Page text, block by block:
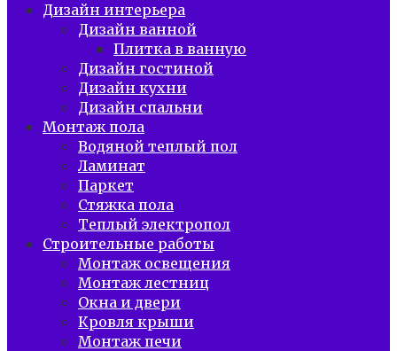
Дизайн интерьера
Дизайн ванной
Плитка в ванную
Дизайн гостиной
Дизайн кухни
Дизайн спальни
Монтаж пола
Водяной теплый пол
Ламинат
Паркет
Стяжка пола
Теплый электропол
Строительные работы
Монтаж освещения
Монтаж лестниц
Окна и двери
Кровля крыши
Монтаж печи